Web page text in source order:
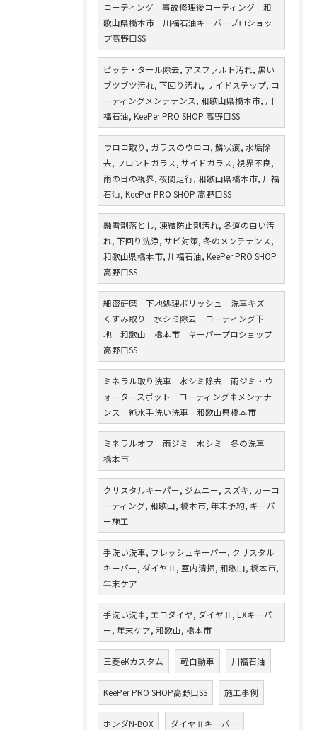
コーティング 事故修理後コーティング 和
歌山県橋本市 川福石油キーパープロショッ
プ高野口SS
ピッチ・タール除去, アスファルト汚れ, 黒い
ブツブツ汚れ, 下回り汚れ, サイドステップ, コ
ーティングメンテナンス, 和歌山県橋本市, 川
福石油, KeePer PRO SHOP 高野口SS
ウロコ取り, ガラスのウロコ, 鱗状痕, 水垢除
去, フロントガラス, サイドガラス, 視界不良,
雨の日の視界, 夜間走行, 和歌山県橋本市, 川福
石油, KeePer PRO SHOP 高野口SS
融雪剤落とし, 凍結防止剤汚れ, 冬道の白い汚
れ, 下回り洗浄, サビ対策, 冬のメンテナンス,
和歌山県橋本市, 川福石油, KeePer PRO SHOP
高野口SS
細密研磨 下地処理ポリッシュ 洗車キズ
くすみ取り 水シミ除去 コーティング下
地 和歌山 橋本市 キーパープロショップ
高野口SS
ミネラル取り洗車 水シミ除去 雨ジミ・ウ
ォータースポット コーティング車メンテナ
ンス 純水手洗い洗車 和歌山県橋本市
ミネラルオフ 雨ジミ 水シミ 冬の洗車
橋本市
クリスタルキーパー, ジムニー, スズキ, カーコ
ーティング, 和歌山, 橋本市, 年末予約, キーパ
ー施工
手洗い洗車, フレッシュキーパー, クリスタル
キーパー, ダイヤⅡ, 室内清掃, 和歌山, 橋本市,
年末ケア
手洗い洗車, エコダイヤ, ダイヤⅡ, EXキーパ
ー, 年末ケア, 和歌山, 橋本市
三菱eKカスタム 軽自動車 川福石油
KeePer PRO SHOP高野口SS 施工事例
ホンダN-BOX ダイヤⅡキーパー